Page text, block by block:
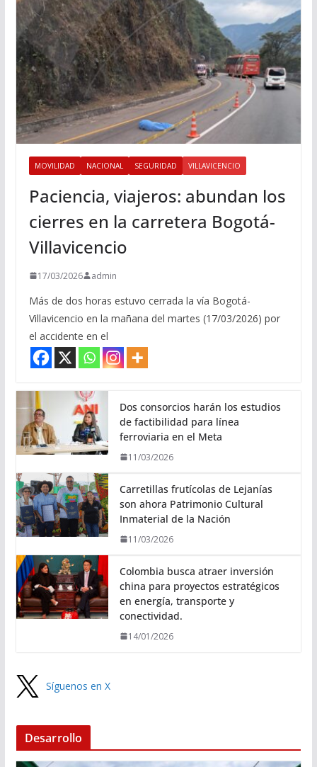
MOVILIDAD NACIONAL SEGURIDAD VILLAVICENCIO
Paciencia, viajeros: abundan los
cierres en la carretera Bogotá-
Villavicencio
17/03/2026 admin
Más de dos horas estuvo cerrada la vía Bogotá-
Villavicencio en la mañana del martes (17/03/2026) por
el accidente en el
Dos consorcios harán los estudios
de factibilidad para línea
ferroviaria en el Meta
11/03/2026
Carretillas frutícolas de Lejanías
son ahora Patrimonio Cultural
Inmaterial de la Nación
11/03/2026
Colombia busca atraer inversión
china para proyectos estratégicos
en energía, transporte y
conectividad.
14/01/2026
Síguenos en X
Desarrollo